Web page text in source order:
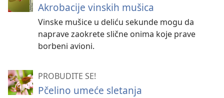
Akrobacije vinskih mušica
Vinske mušice u deliću sekunde mogu da
naprave zaokrete slične onima koje prave
borbeni avioni.
PROBUDITE SE!
Pčelino umeće sletanja